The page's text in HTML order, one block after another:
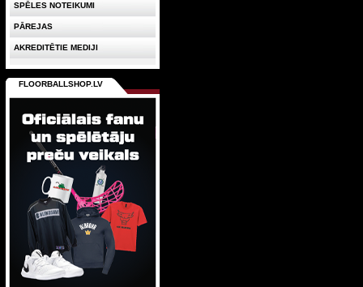
SPĒLES NOTEIKUMI
PĀREJAS
AKREDITĒTIE MEDIJI
FLOORBALLSHOP.LV